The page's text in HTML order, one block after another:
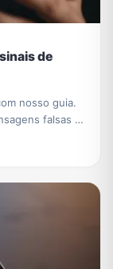
de
nosso guia.
falsas e